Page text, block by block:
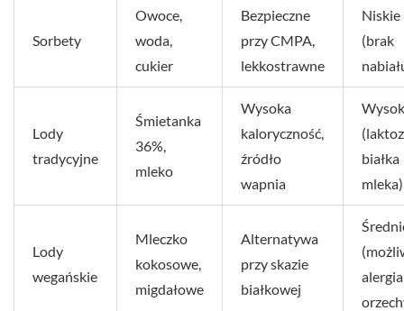
Sorbety
Owoce,
woda,
cukier
Bezpieczne
przy CMPA,
lekkostrawne
Niskie
(brak
Lody
tradycyjne
Śmietanka
36%,
mleko
Wysoka
kaloryczność,
źródło
wapnia
białka
mleka)
Lody
wegańskie
Mleczko
kokosowe,
migdałowe
Alternatywa
przy skazie
białkowej